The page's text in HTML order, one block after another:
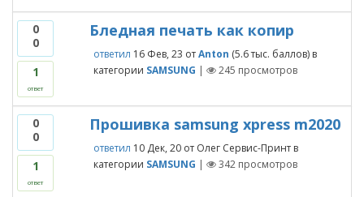
0
0
1
ответ
Бледная печать как копир
ответил 16 Фев, 23 отAnton (5.6 тыс. баллов) в
категории SAMSUNG | 245 просмотров
0
0
1
ответ
Прошивка samsung xpress m2020
ответил 10 Дек, 20 от Олег Сервис-Принт в
категории SAMSUNG | 342просмотров